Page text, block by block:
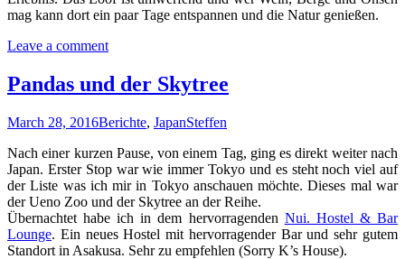
mag kann dort ein paar Tage entspannen und die Natur genießen.
Leave a comment
Pandas und der Skytree
March 28, 2016Berichte, JapanSteffen
Nach einer kurzen Pause, von einem Tag, ging es direkt weiter nach
Japan. Erster Stop war wie immer Tokyo und es steht noch viel auf
der Liste was ich mir in Tokyo anschauen möchte. Dieses mal war
der Ueno Zoo und der Skytree an der Reihe.
Übernachtet habe ich in dem hervorragenden Nui. Hostel & Bar
Lounge. Ein neues Hostel mit hervorragender Bar und sehr gutem
Standort in Asakusa. Sehr zu empfehlen (Sorry K’s House).